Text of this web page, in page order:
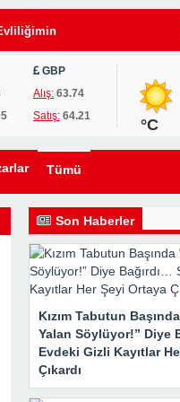
Oğlum
200
Olduğunu
Herkese
GBP
Alış:63.74
Satış:64.21 °C
Tümü
Son Haberler
Kızım Tabutun
Yalan Söylüyor!” Diye
Evdeki Gizli Kayıtlar
Çıkardı